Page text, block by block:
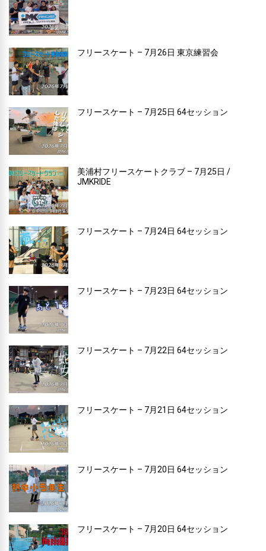
フリースケート – 7月26日 東京練習会
フリースケート – 7月25日 64セッション
美浦村フリースケートクラブ – 7月25日 /
JMKRIDE
フリースケート – 7月24日 64セッション
フリースケート – 7月23日 64セッション
フリースケート – 7月22日 64セッション
フリースケート – 7月21日 64セッション
フリースケート – 7月20日 64セッション
フリースケート – 7月20日 64セッション